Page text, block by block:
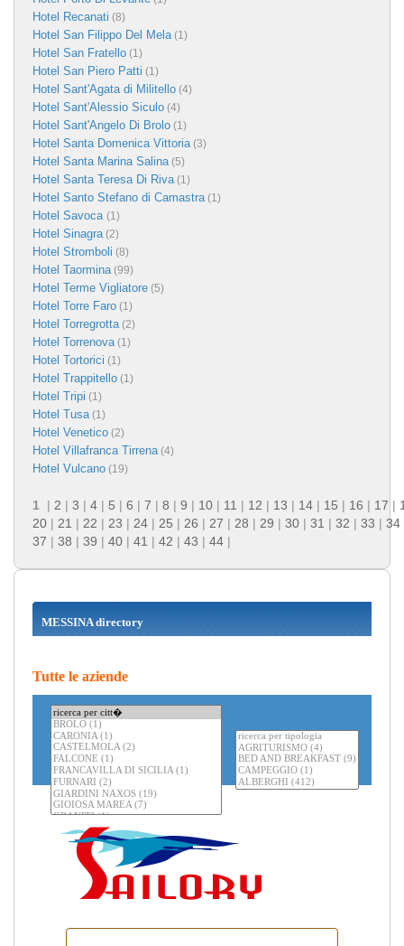
Hotel Recanati (8)
Hotel San Filippo Del Mela(1)
Hotel San Fratello (1)
Hotel San Piero Patti (1)
Hotel Sant'Agata di Militello (4)
Hotel Sant'Alessio Siculo (4)
Hotel Sant'Angelo Di Brolo (1)
Hotel Santa Domenica Vittoria(3)
Hotel Santa Marina Salina(5)
Hotel Santa Teresa Di Riva(1)
Hotel Santo Stefano di Camastra(1)
Hotel Savoca (1)
Hotel Sinagra(2)
Hotel Stromboli (8)
Hotel Taormina(99)
Hotel Terme Vigliatore (5)
Hotel Torre Faro (1)
Hotel Torregrotta(2)
Hotel Torrenova(1)
Hotel Tortorici (1)
Hotel Trappitello (1)
Hotel Tripi (1)
Hotel Tusa(1)
Hotel Venetico (2)
Hotel Villafranca Tirrena(4)
Hotel Vulcano (19)
1 | 2 | 3 | 4 | 5 | 6 | 7 | 8 | 9 | 10 | 11 | 12 | 13 | 14 | 15 | 16 | 17 |
20 | 21 | 22 | 23 | 24 | 25 | 26 | 27 | 28 | 29 | 30 | 31 | 32 | 33 | 34
37 | 38 | 39 | 40 | 41 | 42 | 43 | 44 |
MESSINA directory
Tutte le aziende